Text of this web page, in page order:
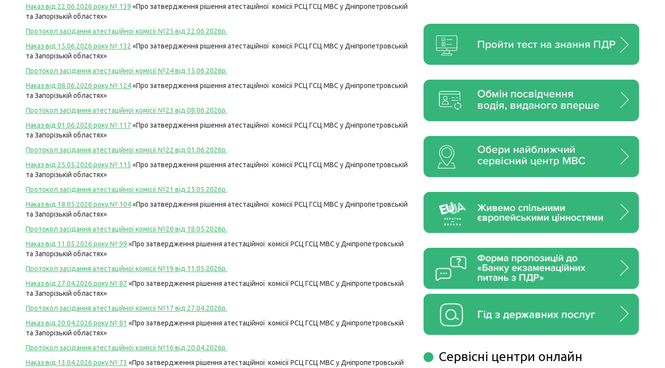
Наказ від 22.06.2026 року № 139 «Про затвердження рішення атестаційної комісії РСЦ ГСЦ МВС у Дніпропетровській
та Запорізькій областях»
Протокол засідання атестаційної комісії №25 від 22.06.2026р.
Наказ від 15.06.2026 року № 132 «Про затвердження рішення атестаційної комісії РСЦ ГСЦ МВС у Дніпропетровській
та Запорізькій областях»
Протокол засідання атестаційної комісії №24 від 15.06.2026р.
Наказ від 08.06.2026 року № 124«Про затвердження рішення атестаційної комісії РСЦ ГСЦ МВС у Дніпропетровській
та Запорізькій областях»
Протокол засідання атестаційної комісії №23 від 08.06.2026р.
Наказ від 01.06.2026 року № 117 «Про затвердження рішення атестаційної комісії РСЦ ГСЦ МВС у Дніпропетровській
та Запорізькій областях»
Протокол засідання атестаційної комісії №22 від 01.06.2026р.
Наказ від 25.05.2026 року № 115 «Про затвердження рішення атестаційної комісії РСЦ ГСЦ МВС у Дніпропетровській
та Запорізькій областях»
Протокол засідання атестаційної комісії №21 від 25.05.2026р.
Наказ від 18.05.2026 року № 104«Про затвердження рішення атестаційної комісії РСЦ ГСЦ МВС у Дніпропетровській
та Запорізькій областях»
Протокол засідання атестаційної комісії №20 від 18.05.2026р.
Наказ від 11.05.2026 року № 99 «Про затвердження рішення атестаційної комісії РСЦ ГСЦ МВС у Дніпропетровській
та Запорізькій областях»
Протокол засідання атестаційної комісії №19 від 11.05.2026р.
Наказ від 27.04.2026 року № 87 «Про затвердження рішення атестаційної комісії РСЦ ГСЦ МВС у Дніпропетровській
та Запорізькій областях»
Протокол засідання атестаційної комісії №17 від 27.04.2026р.
Наказ від 20.04.2026 року № 81 «Про затвердження рішення атестаційної комісії РСЦ ГСЦ МВС у Дніпропетровській
та Запорізькій областях»
Протокол засідання атестаційної комісії №16 від 20.04.2026р.
Наказ від 13.04.2026 року № 73 «Про затвердження рішення атестаційної комісії РСЦ ГСЦ МВС у Дніпропетровській
Сервiснi центри онлайн